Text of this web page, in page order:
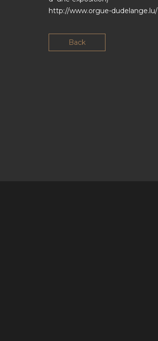
http://www.orgue-dudelange.lu/
Back